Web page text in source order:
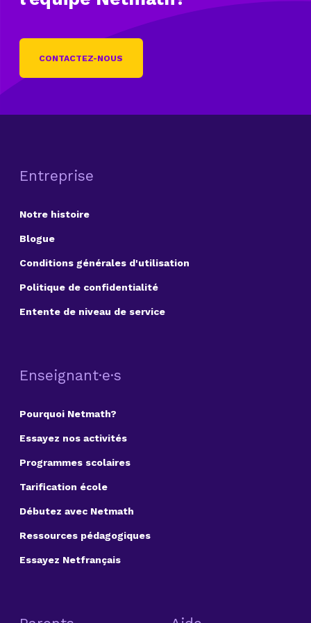
CONTACTEZ-NOUS
Entreprise
Notre histoire
Blogue
Conditions générales d'utilisation
Politique de confidentialité
Entente de niveau de service
Enseignant·e·s
Pourquoi Netmath?
Essayez nos activités
Programmes scolaires
Tarification école
Débutez avec Netmath
Ressources pédagogiques
Essayez Netfrançais